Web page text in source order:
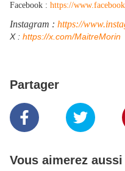
Facebook : https://
Instagram : https://
​X : https://x.com/MaitreMorin
Partager
Vous aimerez aussi